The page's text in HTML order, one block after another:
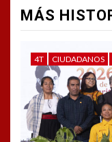
MÁS
4T CIUDADANOS